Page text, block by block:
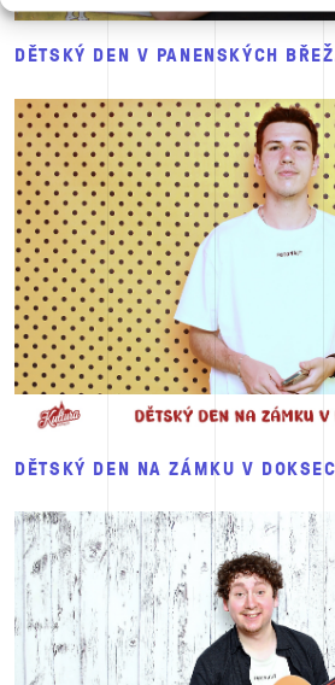
DĚTSKÝ DEN V PANENSKÝCH
DĚTSKÝ DEN NA ZÁMKU V